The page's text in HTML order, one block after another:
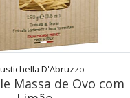
D'Abruzzo
Massa de Ovo com